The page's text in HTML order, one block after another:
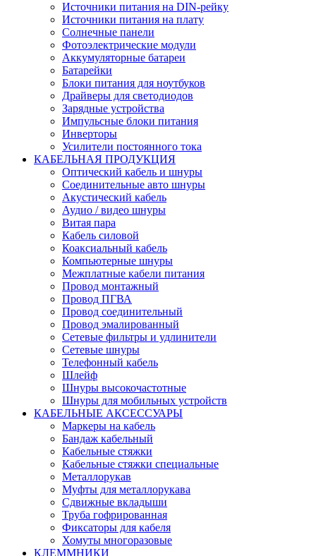
Источники питания на DIN-рейку
Источники питания на плату
Солнечные панели
Фотоэлектрические модули
Аккумуляторные батареи
Батарейки
Блоки питания для ноутбуков
Драйверы для светодиодов
Зарядные устройства
Импульсные блоки питания
Инверторы
Усилители постоянного тока
КАБЕЛЬНАЯ ПРОДУКЦИЯ
Оптический кабель и шнуры
Соединительные авто шнуры
Акустический кабель
Аудио / видео шнуры
Витая пара
Кабель силовой
Коаксиальный кабель
Компьютерные шнуры
Межплатные кабели питания
Провод монтажный
Провод ПГВА
Провод соединительный
Провод эмалированный
Сетевые фильтры и удлинители
Сетевые шнуры
Телефонный кабель
Шлейф
Шнуры высокочастотные
Шнуры для мобильных устройств
КАБЕЛЬНЫЕ АКСЕССУАРЫ
Маркеры на кабель
Бандаж кабельный
Кабельные стяжки
Кабельные стяжки специальные
Металлорукав
Муфты для металлорукава
Сдвижные вкладыши
Труба гофрированная
Фиксаторы для кабеля
Хомуты многоразовые
КЛЕММНИКИ